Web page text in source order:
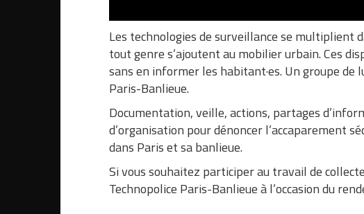
Les technologies de surveillance se multiplient
tout genre s’ajoutent au mobilier urbain. Ces
sans en informer les habitant·es. Un groupe de
Paris-Banlieue.
Documentation, veille, actions, partages
d’organisation pour dénoncer l’accaparement
dans Paris et sa banlieue.
Si vous souhaitez participer au travail de
Technopolice Paris-Banlieue à l’occasion du